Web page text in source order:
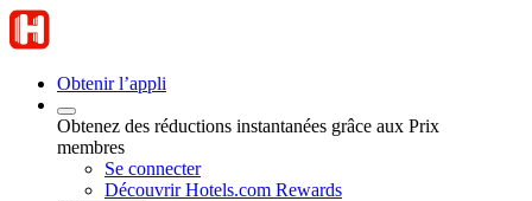
Obtenir l’appli
Obtenez des réductions instantanées grâce aux Prix
membres
Se connecter
Découvrir Hotels.com Rewards